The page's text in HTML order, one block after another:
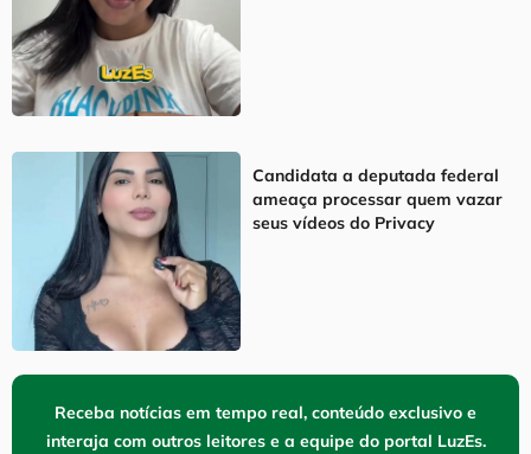
Candidata a deputada federal
ameaça processar quem vazar
seus vídeos do Privacy
Receba notícias em tempo real, conteúdo exclusivo e
interaja com outros leitores e a equipe do portal LuzEs.